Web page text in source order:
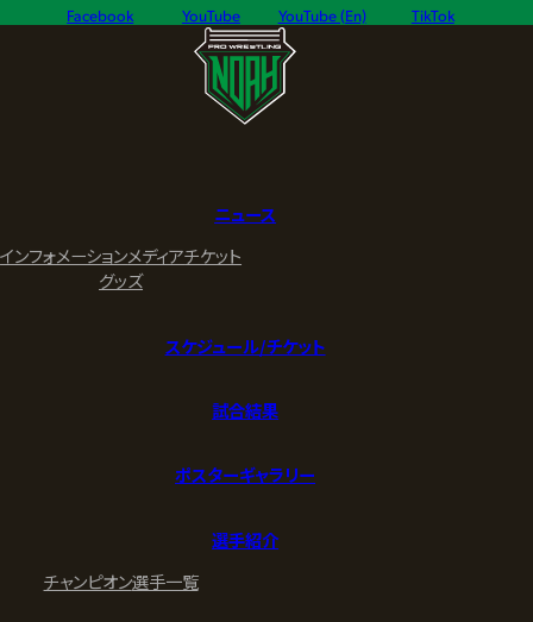
Facebook YouTube YouTube (En) TikTok
ニュース
インフォメーションメディアチケット
グッズ
スケジュール/チケット
試合結果
ポスターギャラリー
選手紹介
チャンピオン選手一覧